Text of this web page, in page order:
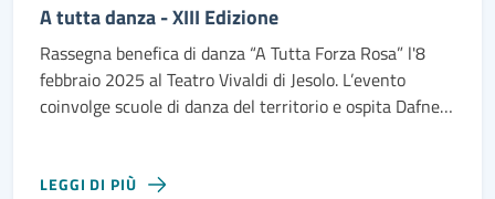
A tutta danza - XIII Edizione
Rassegna benefica di danza “A Tutta Forza Rosa” l'8
febbraio 2025 al Teatro Vivaldi di Jesolo. L’evento
coinvolge scuole di danza del territorio e ospita Dafne
LEGGI DI PIÙ